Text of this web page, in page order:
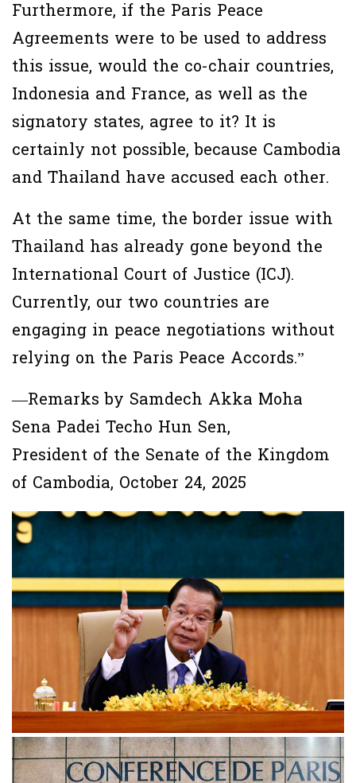
Furthermore, if the Paris Peace
Agreements were to be used to address
this issue, would the co-chair countries,
Indonesia and France, as well as the
signatory states, agree to it? It is
certainly not possible, because Cambodia
and Thailand have accused each other.
At the same time, the border issue with
Thailand has already gone beyond the
International Court of Justice (ICJ).
Currently, our two countries are
engaging in peace negotiations without
relying on the Paris Peace Accords.”
—Remarks by Samdech Akka Moha
Sena Padei Techo Hun Sen,
President of the Senate of the Kingdom
of Cambodia, October 24, 2025